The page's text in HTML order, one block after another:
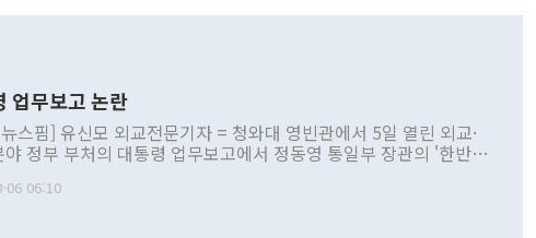
업무보고 논란
스핌] 유신모 외교전문기자 = 청와대 영빈관에서 5일 열린 외교·
야 정부 부처의 대통령 업무보고에서 정동영 통일부 장관의 '한반도
는 정부 내 조율을 거치지 않은 사안을 정책으로 추진하겠다고 공
06 06:10